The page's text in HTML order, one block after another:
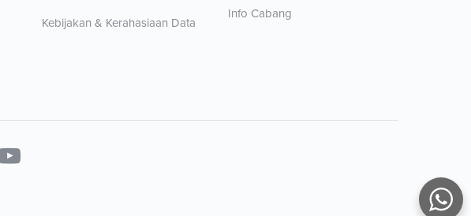
Kebijakan & Kerahasiaan Data
Info Cabang